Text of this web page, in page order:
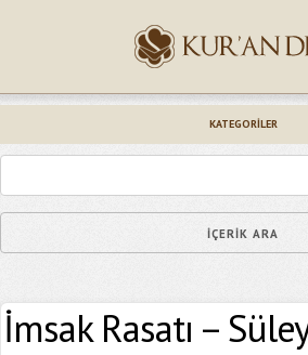
KATEGORILER
İmsak Rasatı –
Epostanız (*)
Yaşadığınız Hatanın Ayrıntıları